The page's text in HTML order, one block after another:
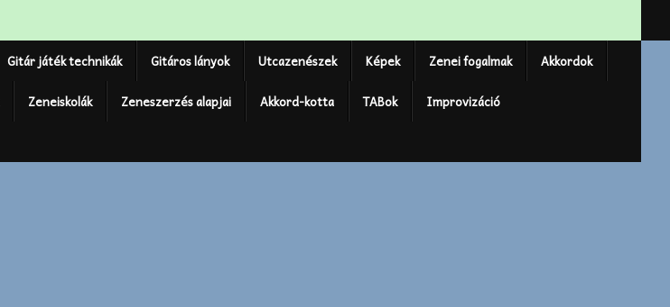
Gitár játék technikák Gitáros lányok Utcazenészek Képek Zenei fogalmak Akkordok
Zeneiskolák Zeneszerzés alapjai Akkord-kotta TABok Improvizáció